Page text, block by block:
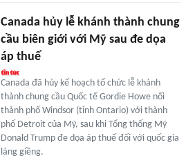
Canada hủy lễ khánh thành chung
cầu biên giới với Mỹ sau đe dọa
áp thuế
Canada đã hủy kế hoạch tổ chức lễ khánh
thành chung cầu Quốc tế Gordie Howe nối
thành phố Windsor (tỉnh Ontario) với thành
phố Detroit của Mỹ, sau khi Tổng thống Mỹ
Donald Trump đe dọa áp thuế đối với quốc gia
láng giềng.